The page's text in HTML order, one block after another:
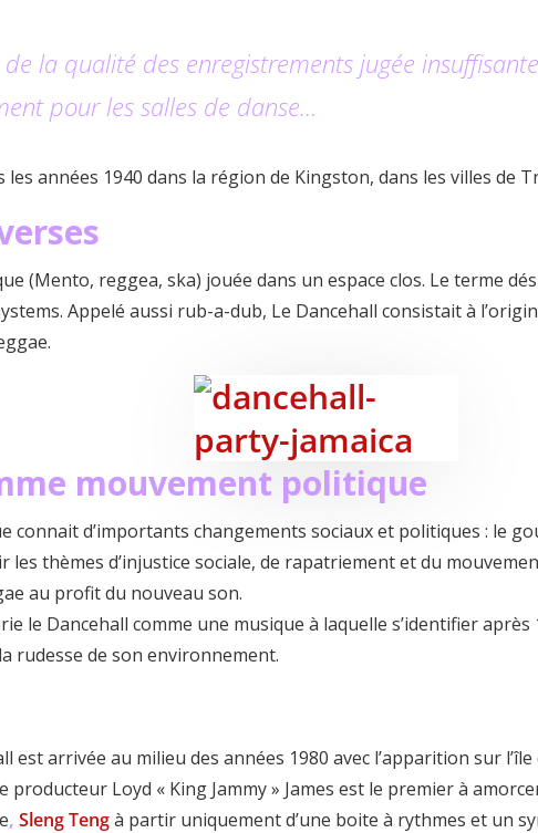
la qualité des enregistrements jugée
pour les salles de danse…
les années 1940 dans la région de Kingston, dans les villes de
(Mento, reggea, ska) jouée dans un espace clos. Le terme
Appelé aussi rub-a-dub, Le Dancehall consistait à
mouvement politique
connait d’importants changements sociaux et politiques : le
thèmes d’injustice sociale, de rapatriement et du
au profit du nouveau son.
le Dancehall comme une musique à laquelle s’identifier
rudesse de son environnement.
est arrivée au milieu des années 1980 avec l’apparition sur
producteur Loyd « King Jammy » James est le premier à
,Sleng Tengà partir uniquement d’une boite à rythmes et un